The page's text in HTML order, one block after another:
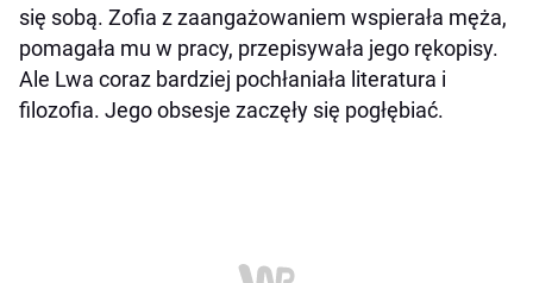
się sobą. Zofia z zaangażowaniem wspierała męża,
pomagała mu w pracy, przepisywała jego rękopisy.
Ale Lwa coraz bardziej pochłaniała literatura i
filozofia. Jego obsesje zaczęły się pogłębiać.